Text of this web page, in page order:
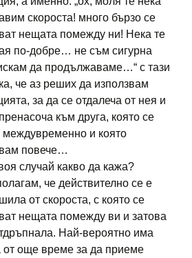
скороста! много бързо се
нещата помежду ни! Нека те
по-добре… не съм сигурна
да продължаваме…“ с тази
че аз реших да използвам
за да се отдалеча от нея и
към друга, която се
междувременно и която
повече…
случай какво да кажа?
че действително се е
от скороста, с която се
нещата помежду ви и затова
Най-вероятно има
от още време за да приеме